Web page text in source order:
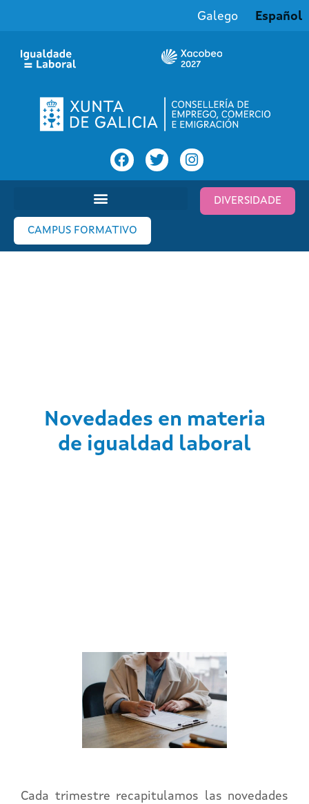
Galego Español
DIVERSIDADE
CAMPUS FORMATIVO
Novedades en materia
de igualdad laboral
Cada trimestre recapitulamos las novedades